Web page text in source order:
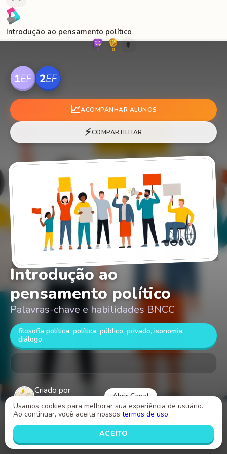
Introdução ao pensamento político
0 0 🐛
📈ACOMPANHAR ALUNOS
⚡COMPARTILHAR
Introdução ao
pensamento político
Palavras-chave e habilidades BNCC
filosofia política, política, público, privado, isonomia,
diálogo
Criado por
Daniel Vieira Inácio
Abrir Canal
Usamos cookies para melhorar sua experiência de usuário.
Ao continuar, você aceita nossos termos de uso.
ACEITO